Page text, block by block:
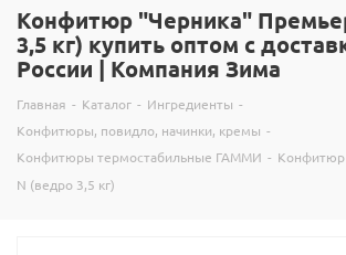
Конфитюр "Черника"
3,5 кг) купить оптом с
России | Компания Зима
Главная - Каталог - Ингредиенты -
Конфитюры, повидло, начинки, кремы -
Конфитюры термостабильные ГАММИ - Конфитюр
N (ведро 3,5 кг)